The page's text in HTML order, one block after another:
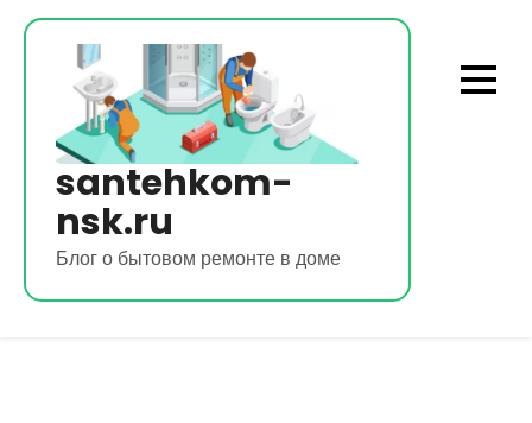
Перейти
содержимому
santehkom-
nsk.ru
Блог о бытовом ремонте в доме